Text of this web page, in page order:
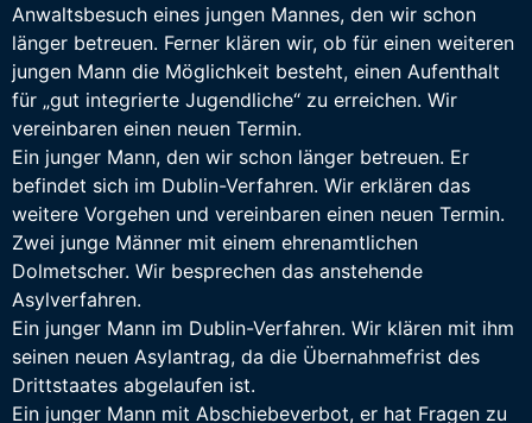
Anwaltsbesuch eines jungen Mannes, den wir schon
länger betreuen. Ferner klären wir, ob für einen weiteren
jungen Mann die Möglichkeit besteht, einen Aufenthalt
für „gut integrierte Jugendliche“ zu erreichen. Wir
vereinbaren einen neuen Termin.
Ein junger Mann, den wir schon länger betreuen. Er
befindet sich im Dublin-Verfahren. Wir erklären das
weitere Vorgehen und vereinbaren einen neuen Termin.
Zwei junge Männer mit einem ehrenamtlichen
Dolmetscher. Wir besprechen das anstehende
Asylverfahren.
Ein junger Mann im Dublin-Verfahren. Wir klären mit ihm
seinen neuen Asylantrag, da die Übernahmefrist des
Drittstaates abgelaufen ist.
Ein junger Mann mit Abschiebeverbot, er hat Fragen zu